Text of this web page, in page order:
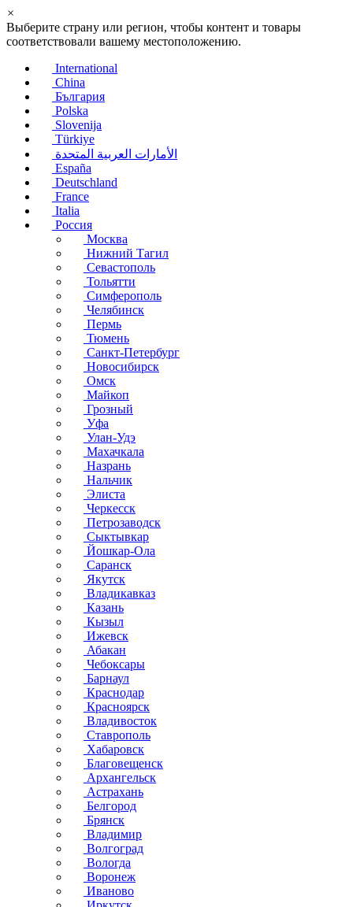
×
Выберите страну или регион, чтобы контент и товары
соответствовали вашему местоположению.
International
China
България
Polska
Slovenija
Türkiye
الأمارات العربية المتحدة
España
Deutschland
France
Italia
Россия
Москва
Нижний Тагил
Севастополь
Тольятти
Симферополь
Челябинск
Пермь
Тюмень
Санкт-Петербург
Новосибирск
Омск
Майкоп
Грозный
Уфа
Улан-Удэ
Махачкала
Назрань
Нальчик
Элиста
Черкесск
Петрозаводск
Сыктывкар
Йошкар-Ола
Саранск
Якутск
Владикавказ
Казань
Кызыл
Ижевск
Абакан
Чебоксары
Барнаул
Краснодар
Красноярск
Владивосток
Ставрополь
Хабаровск
Благовещенск
Архангельск
Астрахань
Белгород
Брянск
Владимир
Волгоград
Вологда
Воронеж
Иваново